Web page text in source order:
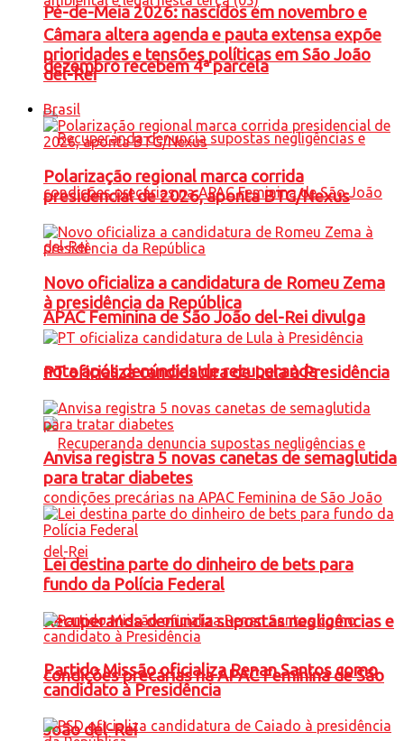
Pé-de-Meia 2026: nascidos em novembro e
dezembro recebem 4ª parcela
APAC Feminina de São João del-Rei divulga
nota após denúncias de recuperanda
Recuperanda denuncia supostas negligências e
condições precárias na APAC Feminina de São
João del-Rei
Câmara altera agenda e pauta extensa expõe
prioridades e tensões políticas em São João
del-Rei
Brasil
Polarização regional marca corrida
presidencial de 2026, aponta BTG/Nexus
Novo oficializa a candidatura de Romeu Zema
à presidência da República
PT oficializa candidatura de Lula à Presidência
Anvisa registra 5 novas canetas de semaglutida
para tratar diabetes
Lei destina parte do dinheiro de bets para
fundo da Polícia Federal
Partido Missão oficializa Renan Santos como
candidato à Presidência